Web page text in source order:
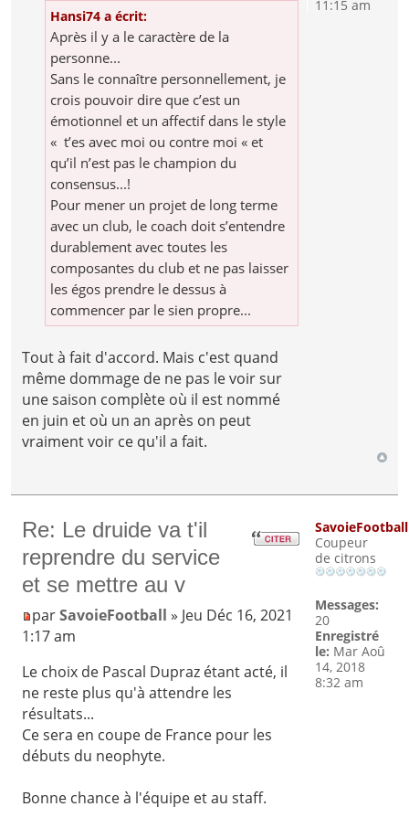
Hansi74 a écrit:
Après il y a le caractère de la
personne...
Sans le connaître personnellement, je
crois pouvoir dire que c’est un
émotionnel et un affectif dans le style
« t’es avec moi ou contre moi « et
qu’il n’est pas le champion du
consensus...!
Pour mener un projet de long terme
avec un club, le coach doit s’entendre
durablement avec toutes les
composantes du club et ne pas laisser
les égos prendre le dessus à
commencer par le sien propre...
Tout à fait d'accord. Mais c'est quand
même dommage de ne pas le voir sur
une saison complète où il est nommé
en juin et où un an après on peut
vraiment voir ce qu'il a fait.
11:15 am
Re: Le druide va t'il
reprendre du service
et se mettre au v
parSavoieFootball » Jeu Déc 16, 2021
1:17 am
Le choix de Pascal Dupraz étant acté, il
ne reste plus qu'à attendre les
résultats...
Ce sera en coupe de France pour les
débuts du neophyte.
Bonne chance à l'équipe et au staff.
SavoieFootball
Coupeur
de citrons
Messages:
20
Enregistré
le: Mar Aoû
14, 2018
8:32 am